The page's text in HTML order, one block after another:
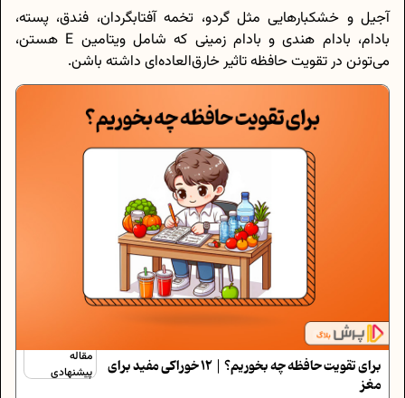
آجیل و خشکبارهایی مثل گردو، تخمه آفتابگردان، فندق، پسته،
بادام، بادام هندی و بادام زمینی که شامل ویتامین E هستن،
می‌تونن در تقویت حافظه تاثیر خارق‌العاده‌ای داشته باشن.
مقاله
پیشنهادی
برای تقویت حافظه چه بخوریم؟ | 12 خوراکی مفید برای
مغز